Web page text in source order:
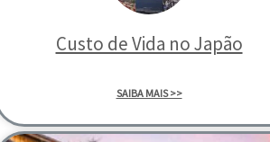
Custo de Vida no Japão
SAIBA MAIS >>